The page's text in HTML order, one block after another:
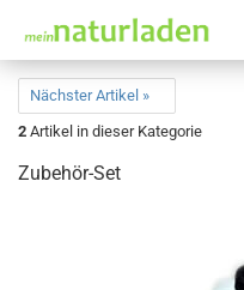
Nächster Artikel »
2 Artikel in dieser Kategorie
Zubehör-Set